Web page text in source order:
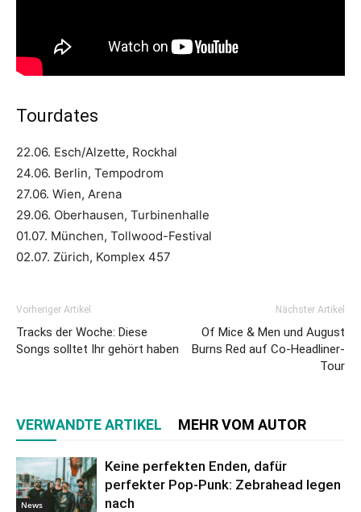
Tourdates
22.06. Esch/Alzette, Rockhal
24.06. Berlin, Tempodrom
27.06. Wien, Arena
29.06. Oberhausen, Turbinenhalle
01.07. München, Tollwood-Festival
02.07. Zürich, Komplex 457
Vorheriger Artikel
Tracks der Woche: Diese
Songs solltet Ihr gehört haben
Nächster Artikel
Of Mice & Men und August
Burns Red auf Co-Headliner-
Tour
VERWANDTE ARTIKEL MEHR VOM AUTOR
News
Keine perfekten Enden, dafür
perfekter Pop-Punk: Zebrahead legen
nach